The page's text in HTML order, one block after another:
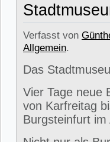
Verfasst von
Allgemein.
Das
Vier Tage neue
von Karfreitag
Burgsteinfurt im